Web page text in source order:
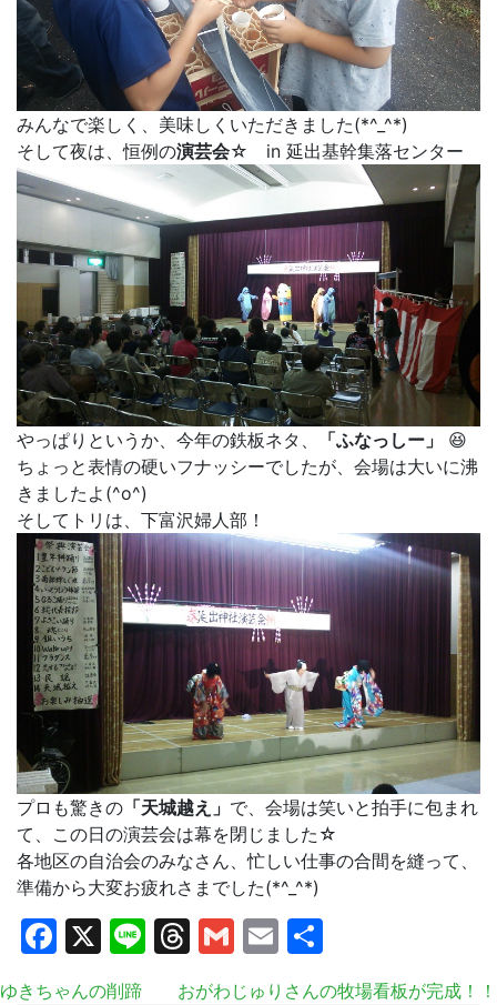
みんなで楽しく、美味しくいただきました(*^_^*)
そして夜は、恒例の演芸会☆ in 延出基幹集落センター
やっぱりというか、今年の鉄板ネタ、 「ふなっしー」
😆
ちょっと表情の硬いフナッシーでしたが、会場は大いに沸
きましたよ(^o^)
そしてトリは、下富沢婦人部！
プロも驚きの 「天城越え」 で、会場は笑いと拍手に包まれ
て、この日の演芸会は幕を閉じました☆
各地区の自治会のみなさん、忙しい仕事の合間を縫って、
準備から大変お疲れさまでした(*^_^*)
Facebook
X LineThreads
Gmail
Email
ゆきちゃんの削蹄
おがわじゅりさんの牧場看板が完成！！